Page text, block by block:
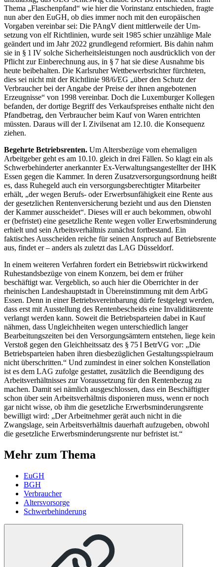
Thema „Flaschenpfand“ wie hier die Vorinstanz entschieden, fragte
nun aber den EuGH, ob dies immer noch mit den europäischen
Vorgaben vereinbar sei: Die PAngV dient mittlerweile der Um­
setzung von elf Richtlinien, wurde seit 1985 schier unzählige Male
geändert und im Jahr 2022 grundlegend reformiert. Bis dahin nahm
sie in § 1 IV solche Sicherheitsleistungen noch ausdrücklich von der
Pflicht zur Einberechnung aus, in § 7 hat sie diese Ausnahme bis
heute beibehalten. Die Karlsruher Wettbewerbsrichter fürchteten,
dies sei nicht mit der Richtlinie 98/6/EG „über den Schutz der
Verbraucher bei der Angabe der Preise der ihnen angebotenen
Erzeugnisse“ von 1998 vereinbar. Doch die Luxemburger Kollegen
befanden, der dortige Begriff des Verkaufspreises enthalte nicht den
Pfandbetrag, den Verbraucher beim Kauf von ­Waren entrichten
müssten. Daraus will der I. Zivilsenat am 12.10. die Konsequenz
ziehen.
Begehrte Betriebsrenten. Um Altersbezüge vom ehemaligen
Arbeitgeber geht es am 10.10. gleich in drei Fällen. So klagt ein als
Schwerbehinderter anerkannter Ex-Verwaltungsangestellter der IHK
Essen gegen die Kammer. In deren Zusatzversorgungsordnung heißt
es, dass Ruhegeld auch ein versorgungsberechtigter Mitarbeiter
erhält, „der wegen Berufs- oder Erwerbsun­fähigkeit eine Rente aus
der gesetzlichen Rentenver­sicherung bezieht und aus den Diensten
der Kammer ausscheidet“. Dieses will er auch bekommen, obwohl
er (befristet) eine gesetzliche Rente wegen voller Erwerbsminderung
erhielt und sein Arbeitsverhältnis zunächst fortbestand. Ein
faktisches Ausscheiden reiche für seinen Anspruch auf Betriebsrente
aus, findet er – anders als zuletzt das LAG Düsseldorf.
In einem weiteren Verfahren fordert ein Betriebswirt rückwirkend
Ruhestandsbezüge von einem Konzern, bei dem er früher
beschäftigt war. Vergeblich, so auch hier die Oberrichter in der
rheinischen Landeshauptstadt in Übereinstimmung mit dem ArbG
Essen. Denn in einer Betriebsvereinbarung dürfe festgelegt werden,
dass erst mit Ausstellung des Rentenbescheids eine ­Invaliditätsrente
verlangt werden kann. Soweit die Betriebsparteien dabei in Kauf
nähmen, dass Ungleichheiten wegen unterschiedlich langer
Bearbeitungszeiten bei den Versorgungsämtern entstehen, liege kein
Verstoß gegen den Gleichheitssatz des § 75 I BetrVG vor: „Die
Betriebsparteien haben ihren diesbezüglichen Gestaltungsspielraum
nicht überschritten.“ Und zumindest in einer solchen Konstellation
ist es dem LAG zufolge gestattet, zusätzlich die Beendigung des
Arbeitsverhältnisses zur Voraussetzung für den Rentenbezug zu
machen. Damit sei nämlich ausgeschlossen, dass ein Beschäftigter
schon über sein Arbeitsverhältnis disponieren muss, wenn er noch
gar nicht wisse, ob ihm die gesetzliche Erwerbsminderungsrente
bewilligt wird: „Der Arbeitnehmer gerät auch nicht in die
Zwangslage, sein Arbeitsverhältnis dauerhaft aufzugeben, obwohl
die gesetzliche Erwerbsminderungsrente nur befristet ist.“
Mehr zum Thema
EuGH
BGH
Verbraucher
Altersvorsorge
Schwerbehinderung